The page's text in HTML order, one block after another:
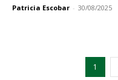
Patricia Escobar - 30/08/2025
1